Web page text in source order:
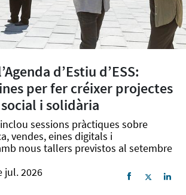
d’Estiu d’ESS:
per fer créixer projectes
i solidària
sessions pràctiques sobre
vendes, eines digitals i
nous tallers previstos al setembre
jul. 2026